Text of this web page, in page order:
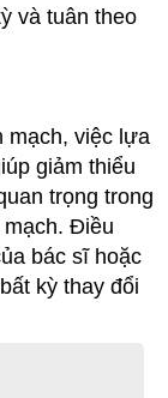
và tuân theo
mạch, việc lựa
giảm thiểu
trọng trong
Điều
bác sĩ hoặc
kỳ thay đổi